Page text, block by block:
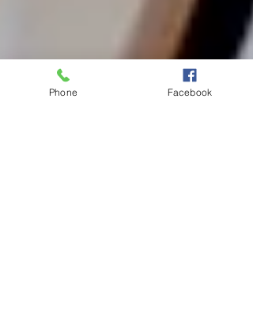
Phone Facebook